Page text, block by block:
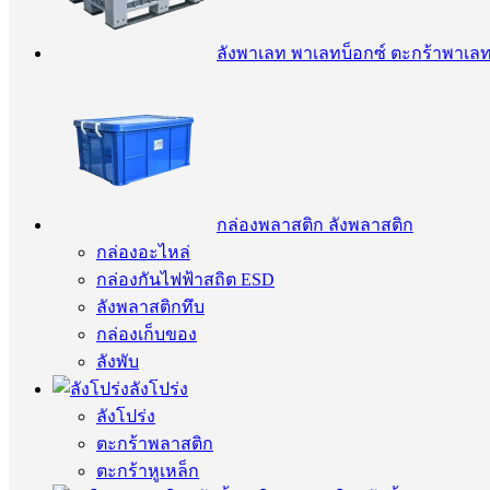
ลังพาเลท พาเลทบ็อกซ์ ตะกร้าพาเล
กล่องพลาสติก ลังพลาสติก
กล่องอะไหล่
กล่องกันไฟฟ้าสถิต ESD
ลังพลาสติกทึบ
กล่องเก็บของ
ลังพับ
ลังโปร่ง
ลังโปร่ง
ตะกร้าพลาสติก
ตะกร้าหูเหล็ก